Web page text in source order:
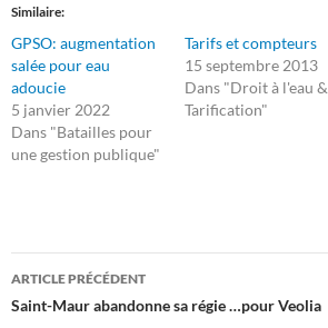
Similaire
GPSO: augmentation
salée pour eau
adoucie
5 janvier 2022
Dans "Batailles pour
une gestion publique"
Tarifs et compteurs
15 septembre 2013
Dans "Droit à l'eau &
Tarification"
Navigation
des
ARTICLE PRÉCÉDENT
Saint-Maur abandonne sa régie …pour Veolia